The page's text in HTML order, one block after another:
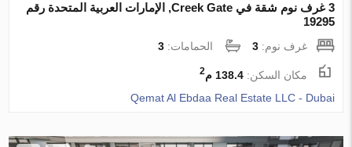
3 غرف نوم شقة في Creek Gate, الإمارات العربية المتحدة رقم
19295
غرف نوم:3 الحمامات:3
مكان السكن:138.4 م 2
Qemat Al Ebdaa Real Estate LLC - Dubai